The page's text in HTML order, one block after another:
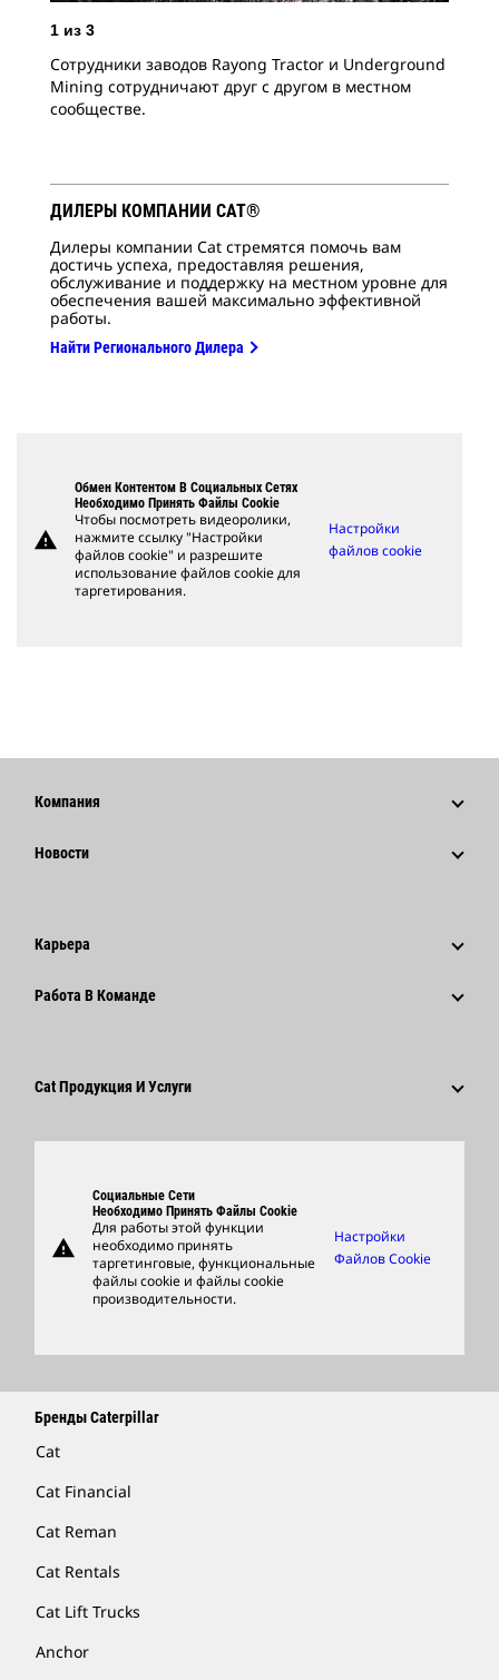
1 из 3
Сотрудники заводов Rayong Tractor и Underground
Mining сотрудничают друг с другом в местном
сообществе.
ДИЛЕРЫ КОМПАНИИ CAT®
Дилеры компании Cat стремятся помочь вам
достичь успеха, предоставляя решения,
обслуживание и поддержку на местном уровне для
обеспечения вашей максимально эффективной
работы.
Найти Регионального Дилера
warning
Обмен Контентом В Социальных Сетях
Необходимо Принять Файлы Cookie
Чтобы посмотреть видеоролики,
нажмите ссылку "Настройки
файлов cookie" и разрешите
использование файлов cookie для
таргетирования.
Настройки
файлов cookie
Компания
Стратегия
Кодекс Деловой Этики
Новейшие Технологии
Новости
Корпоративные Пресс-Релизы
Карьера
Почему Caterpillar?
Работа В Команде
Поставщики
Cat Продукция И Услуги
Support
Фирменные Товары
Найти Дилера
warning
Социальные Сети
Необходимо Принять Файлы Cookie
Для работы этой функции
необходимо принять
таргетинговые, функциональные
файлы cookie и файлы cookie
производительности.
Настройки
Файлов Cookie
Бренды Caterpillar
Cat
Cat Financial
Cat Reman
Cat Rentals
Cat Lift Trucks
Anchor